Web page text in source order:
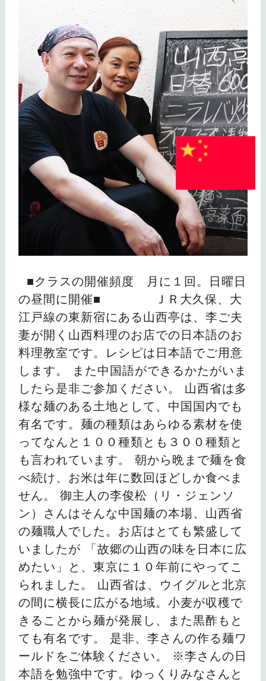
■クラスの開催頻度 月に１回。日曜日
の昼間に開催■ ＪＲ大久保、大
江戸線の東新宿にある山西亭は、李ご夫
妻が開く山西料理のお店での日本語のお
料理教室です。レシピは日本語でご用意
します。 また中国語ができるかたがいま
したら是非ご参加ください。 山西省は多
様な麺のある土地として、中国国内でも
有名です。麺の種類はあらゆる素材を使
ってなんと１００種類とも３００種類と
も言われています。 朝から晩まで麺を食
べ続け、お米は年に数回ほどしか食べま
せん。 御主人の李俊松（リ・ジェンソ
ン）さんはそんな中国麺の本場、山西省
の麺職人でした。お店はとても繁盛して
いましたが 「故郷の山西の味を日本に広
めたい」と、東京に１０年前にやってこ
られました。 山西省は、ウイグルと北京
の間に横長に広がる地域。小麦が収穫で
きることから麺が発展し、また黒酢もと
ても有名です。 是非、李さんの作る麺ワ
ールドをご体験ください。 ※李さんの日
本語を勉強中です。ゆっくりみなさんと